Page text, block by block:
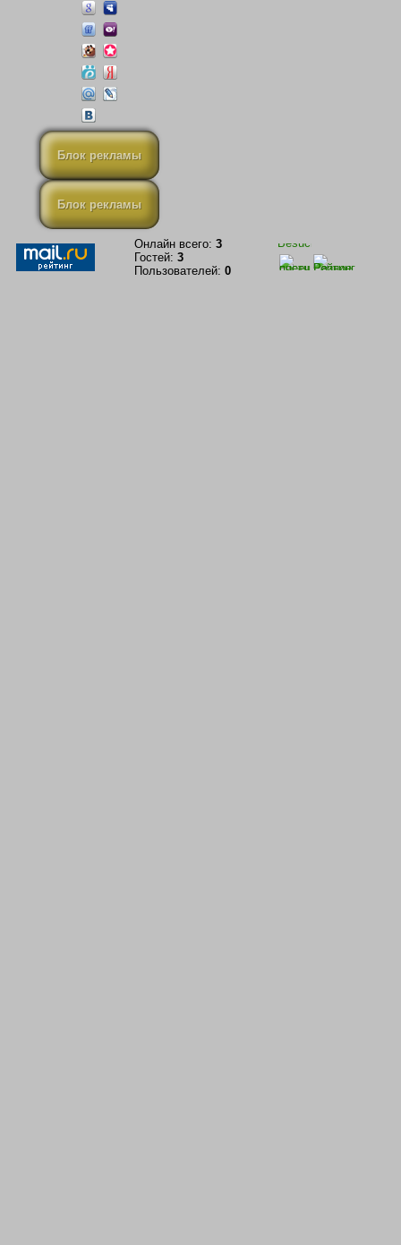
Блок рекламы
Блок рекламы
Онлайн всего: 3
Гостей: 3
Пользователей: 0